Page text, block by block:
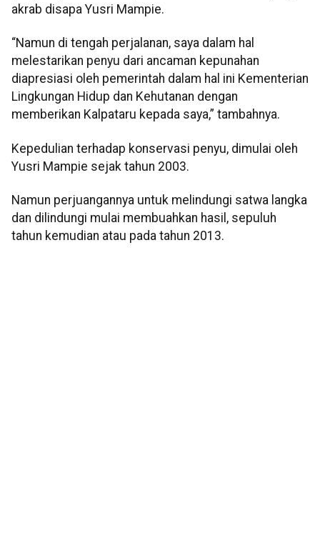
akrab disapa Yusri Mampie.
“Namun di tengah perjalanan, saya dalam hal
melestarikan penyu dari ancaman kepunahan
diapresiasi oleh pemerintah dalam hal ini Kementerian
Lingkungan Hidup dan Kehutanan dengan
memberikan Kalpataru kepada saya,” tambahnya.
Kepedulian terhadap konservasi penyu, dimulai oleh
Yusri Mampie sejak tahun 2003.
Namun perjuangannya untuk melindungi satwa langka
dan dilindungi mulai membuahkan hasil, sepuluh
tahun kemudian atau pada tahun 2013.